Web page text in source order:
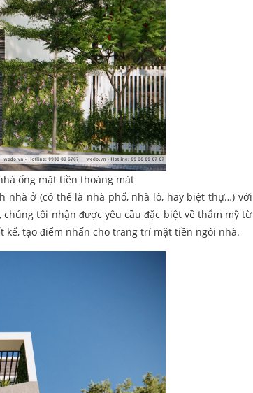
ống mặt tiền thoáng mát
nhà ở (có thể là nhà phố, nhà lô, hay biệt thự…) với
tôi nhận được yêu cầu đặc biệt về thẩm mỹ từ
kế, tạo điểm nhấn cho trang trí mặt tiền ngôi nhà.